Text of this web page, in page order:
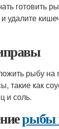
готовить
удалите
рыбу
такие как
и соль.
рыбы